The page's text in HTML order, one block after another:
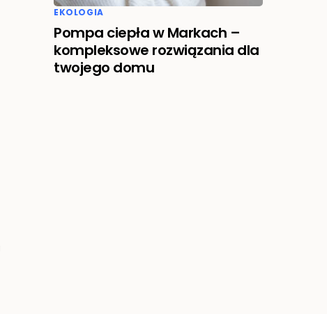
EKOLOGIA
Pompa ciepła w Markach –
kompleksowe rozwiązania dla
twojego domu